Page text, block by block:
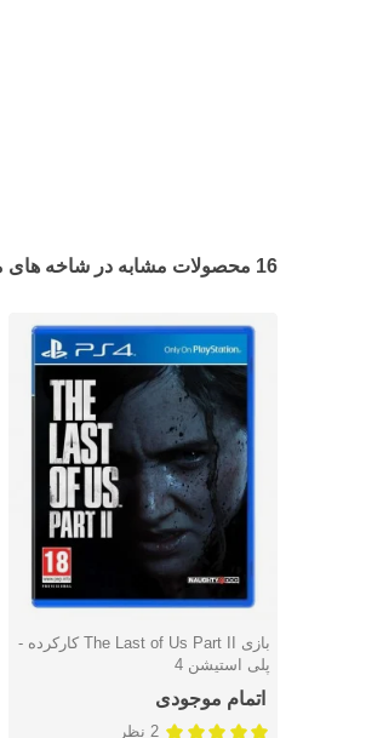
16 محصولات مشابه در شاخه های مختلف:
دوست داشتن
بازی The Last of Us Part II کارکرده -
پلی استیشن 4
اتمام موجودی
2 نظر